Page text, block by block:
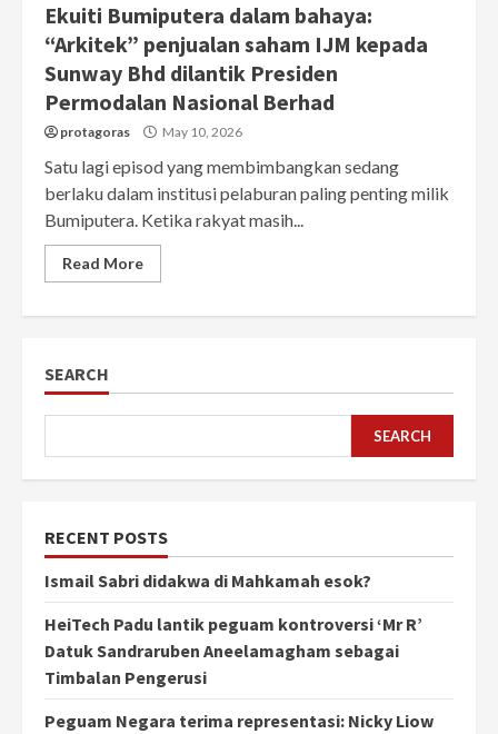
Ekuiti Bumiputera dalam bahaya:
“Arkitek” penjualan saham IJM kepada
Sunway Bhd dilantik Presiden
Permodalan Nasional Berhad
protagoras May 10, 2026
Satu lagi episod yang membimbangkan sedang
berlaku dalam institusi pelaburan paling penting milik
Bumiputera. Ketika rakyat masih...
Read More
SEARCH
SEARCH
RECENT POSTS
Ismail Sabri didakwa di Mahkamah esok?
HeiTech Padu lantik peguam kontroversi ‘Mr R’
Datuk Sandraruben Aneelamagham sebagai
Timbalan Pengerusi
Peguam Negara terima representasi: Nicky Liow